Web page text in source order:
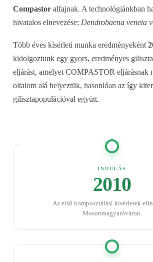
Compastor alfajnak. A technológiánkban
hivatalos elnevezése: Dendrobaena veneta
Több éves kísérleti munka eredményeként
kidolgoztunk egy gyors, eredményes
eljárást, amelyet COMPASTOR eljárásnak
oltalom alá helyeztük, hasonlóan az így
gilisztapopulációval együtt.
INDULÁS
2010
Az első komposztálási kísérletek
Mosonmagyaróváron.